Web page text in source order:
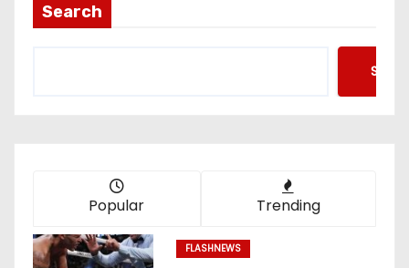
Search
Popular Trending
FLASHNEWS